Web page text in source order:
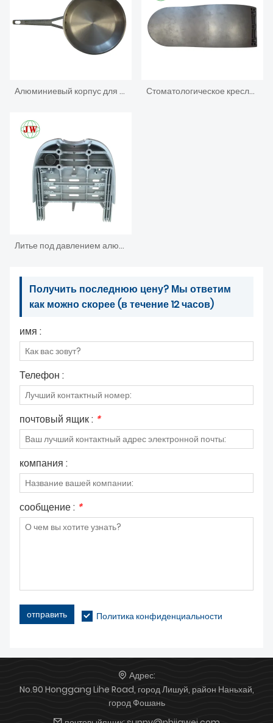
Алюминиевый корпус для литья под давлением для железной коробки электроники Стоматологическое кресло для литья под давлением алюминия
Литье под давлением алюминия для деталей стоматологической установки
Получить последнюю цену? Мы ответим
как можно скорее (в течение 12 часов)
имя :
Телефон :
почтовый ящик : *
компания :
сообщение : *
отправить Политика конфиденциальности
Адрес:
No.90 Honggang Lihe Road, город Лишуй, район Наньхай,
город Фошань